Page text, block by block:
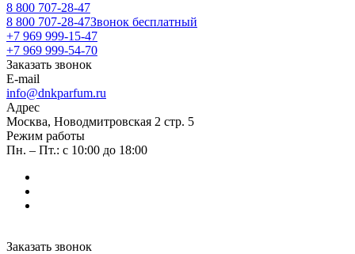
8 800 707-28-47
8 800 707-28-47Звонок бесплатный
+7 969 999-15-47
+7 969 999-54-70
Заказать звонок
E-mail
info@dnkparfum.ru
Адрес
Москва, Новодмитровская 2 стр. 5
Режим работы
Пн. – Пт.: с 10:00 до 18:00
Заказать звонок